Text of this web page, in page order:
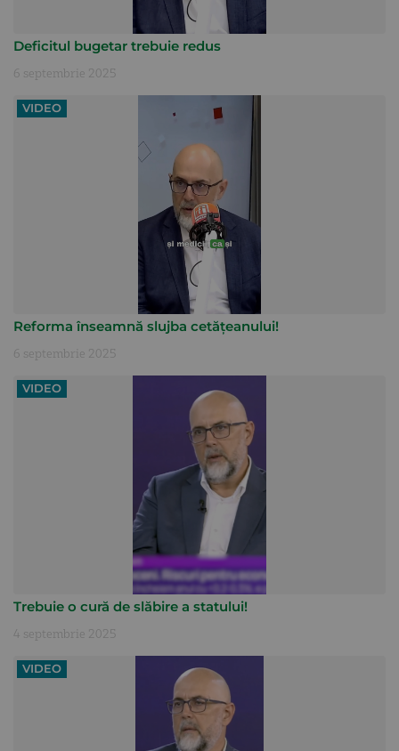
Deficitul bugetar trebuie redus
6 septembrie 2025
VIDEO
Reforma înseamnă slujba cetățeanului!
6 septembrie 2025
VIDEO
Trebuie o cură de slăbire a statului!
4 septembrie 2025
VIDEO